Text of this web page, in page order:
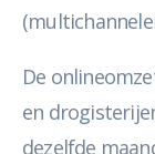
De
en
dezelfde